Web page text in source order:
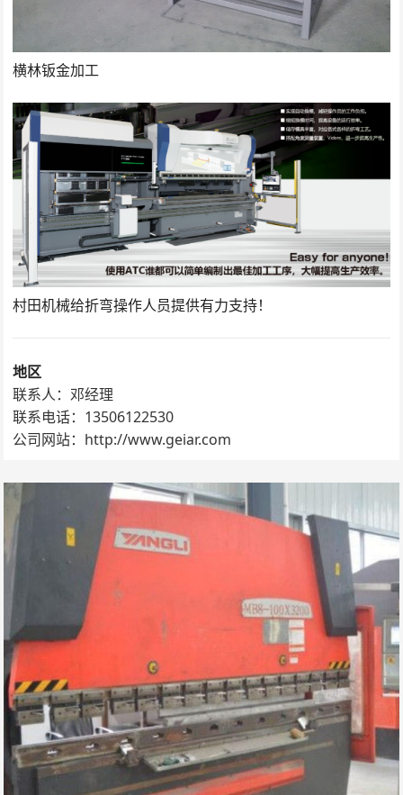
横林钣金加工
村田机械给折弯操作人员提供有力支持！
地区
联系人：邓经理
联系电话：13506122530
公司网站：http://www.geiar.com